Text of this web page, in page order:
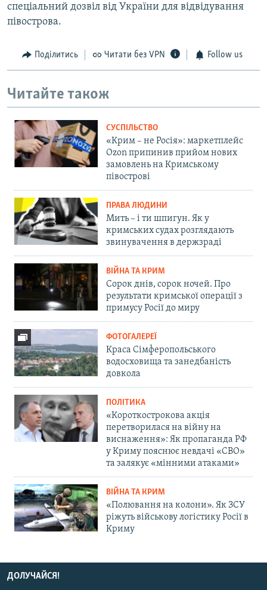
спеціальний дозвіл від України для відвідування
півострова.
Поділитись Читати без VPN Follow us
Читайте також
СУСПІЛЬСТВО
«Крим – не Росія»: маркетплейс
Ozon припинив прийом нових
замовлень на Кримському
півострові
ПРАВА ЛЮДИНИ
Мить – і ти шпигун. Як у
кримських судах розглядають
звинувачення в держзраді
ВІЙНА ТА КРИМ
Сорок днів, сорок ночей. Про
результати кримської операції з
примусу Росії до миру
ФОТОГАЛЕРЕЇ
Краса Сімферопольського
водосховища та занедбаність
довкола
ПОЛІТИКА
«Короткострокова акція
перетворилася на війну на
виснаження»: Як пропаганда РФ
у Криму пояснює невдачі «СВО»
та залякує «мінними атаками»
ВІЙНА ТА КРИМ
«Полювання на колони». Як ЗСУ
ріжуть військову логістику Росії в
Криму
ДОЛУЧАЙСЯ!